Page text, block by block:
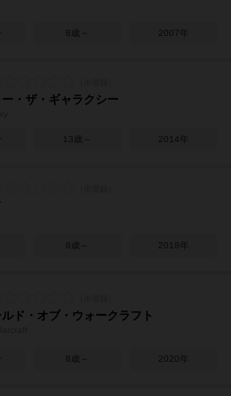
8歳～ 2007年
・ザ・ギャラクシー
13歳～ 2014年
8歳～ 2018年
ド・オブ・ウォークラフト
8歳～ 2020年